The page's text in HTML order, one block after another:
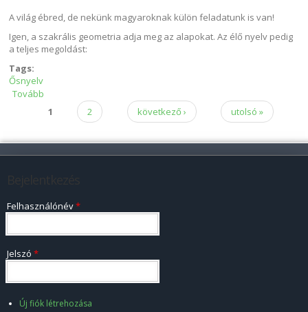
A világ ébred, de nekünk magyaroknak külön feladatunk is van!
Igen, a szakrális geometria adja meg az alapokat. Az élő nyelv pedig
a teljes megoldást:
Tags:
Ősnyelv
Tovább
szógyökrendszer támogatásával! tartalommal kapcsolatosan
Oldalak
1 2 következő › utolsó »
Felhasználónév*
Jelszó *
Új fiók létrehozása